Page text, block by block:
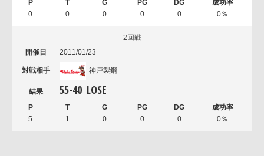
0 0 0 0 0 0％
2回戦
2011/01/23
神戸製鋼
55-40 LOSE
5 1 0 0 0 0％